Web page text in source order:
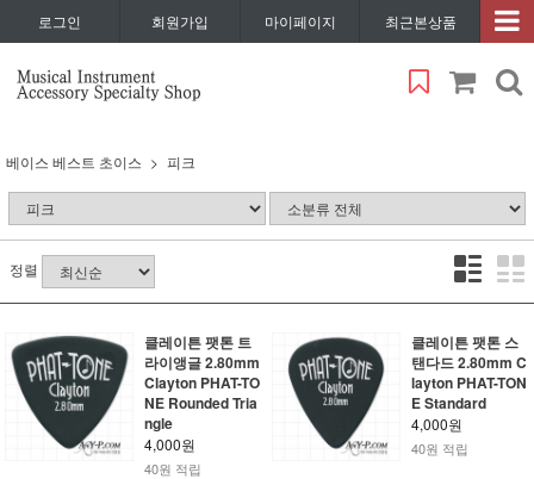
로그인 회원가입 마이페이지 최근본상품
베이스 베스트 초이스 피크
정렬
클레이튼 팻톤 트
라이앵글 2.80mm
Clayton PHAT-TO
NE Rounded Tria
ngle
4,000원
40원 적립
클레이튼 팻톤 스
탠다드 2.80mm C
layton PHAT-TON
E Standard
4,000원
40원 적립